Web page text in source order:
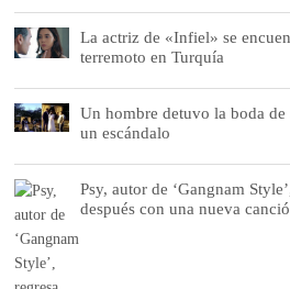
La actriz de «Infiel» se
terremoto en Turquía
Un hombre detuvo la boda
un escándalo
Psy, autor de ‘Gangnam
después con una nueva